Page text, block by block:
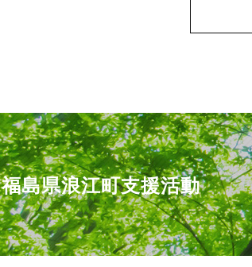
福島県浪江町支援活動